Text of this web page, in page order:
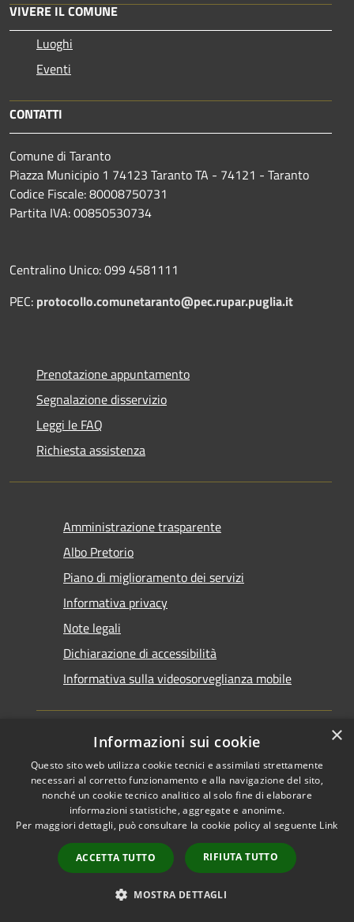
VIVERE IL COMUNE
Luoghi
Eventi
CONTATTI
Comune di Taranto
Piazza Municipio 1 74123 Taranto TA - 74121 - Taranto
Codice Fiscale: 80008750731
Partita IVA: 00850530734
Centralino Unico: 099 4581111
PEC: protocollo.comunetaranto@pec.rupar.puglia.it
Prenotazione appuntamento
Segnalazione disservizio
Leggi le FAQ
Richiesta assistenza
Amministrazione trasparente
Albo Pretorio
Piano di miglioramento dei servizi
Informativa privacy
Note legali
Dichiarazione di accessibilità
Informativa sulla videosorveglianza mobile
RSS
Accessibilità
Cookie
Mappa del sito
Area riservata del
Copyright © 2026 • Comune di
Taranto • Powered by
Municipium•Accesso
redazione
×
Informazioni sui cookie
Questo sito web utilizza cookie tecnici e assimilati strettamente
necessari al corretto funzionamento e alla navigazione del sito,
nonché un cookie tecnico analitico al solo fine di elaborare
informazioni statistiche, aggregate e anonime.
Per maggiori dettagli, può consultare la cookie policy al seguente Link
ACCETTA TUTTO RIFIUTA TUTTO
MOSTRA DETTAGLI